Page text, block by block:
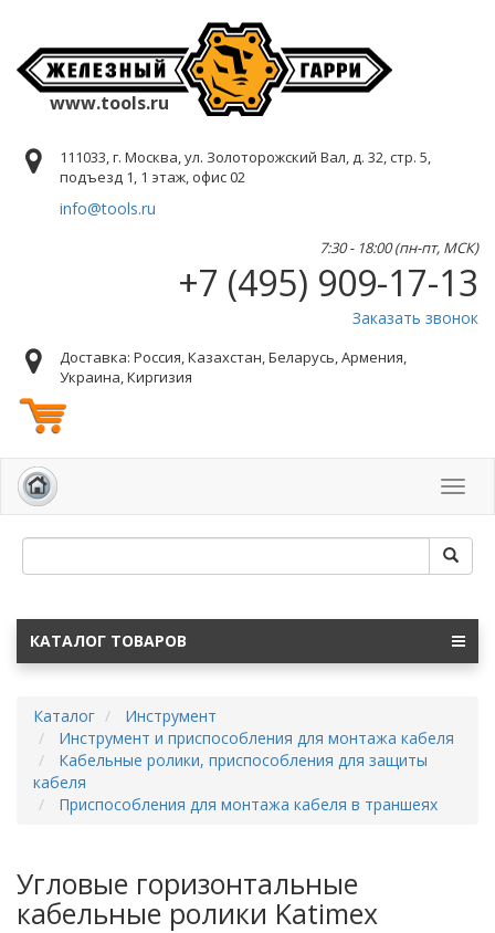
www.tools.ru
111033, г. Москва, ул. Золоторожский Вал, д. 32, стр. 5,
подъезд 1, 1 этаж, офис 02
info@tools.ru
7:30 - 18:00 (пн-пт, МСК)
+7 (495) 909-17-13
Заказать звонок
Доставка: Россия, Казахстан, Беларусь, Армения,
Украина, Киргизия
КАТАЛОГ ТОВАРОВ
Каталог
Инструмент
Инструмент и приспособления для монтажа кабеля
Кабельные ролики, приспособления для защиты
кабеля
Приспособления для монтажа кабеля в траншеях
Угловые горизонтальные
кабельные ролики Katimex